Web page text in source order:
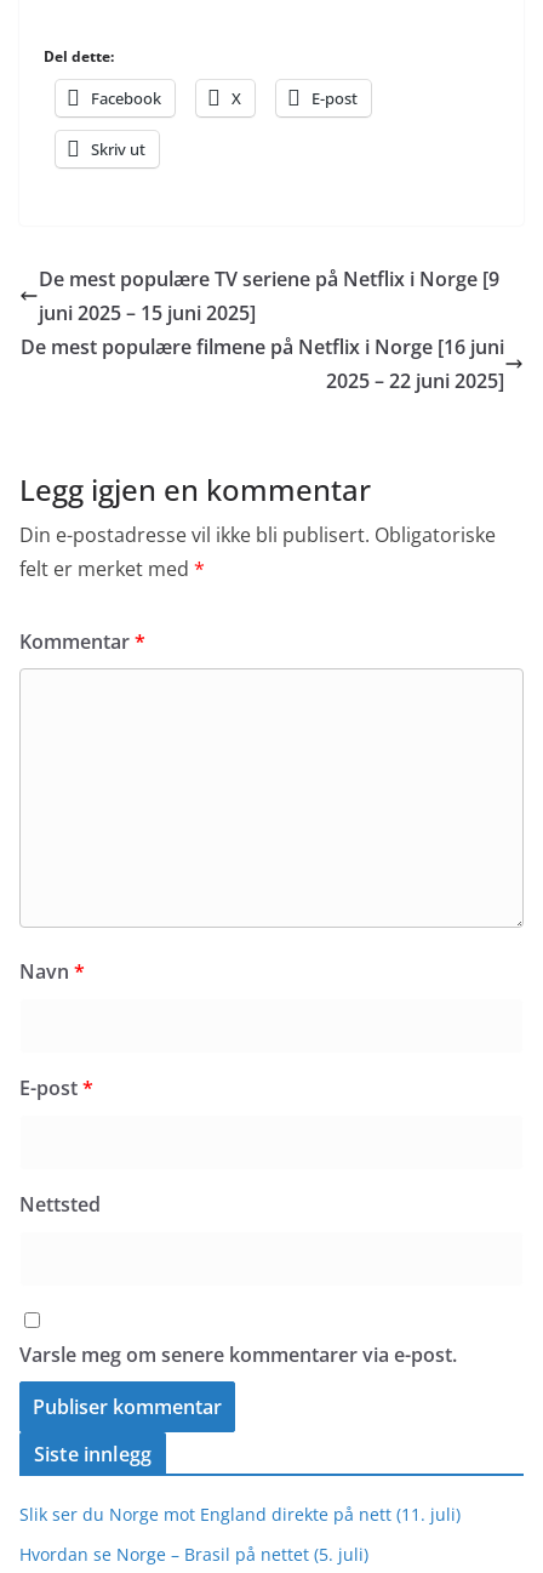
Del dette:
Facebook X E-post
Skriv ut
De mest populære TV seriene på Netflix i Norge [9
juni 2025 – 15 juni 2025]
De mest populære filmene på Netflix i Norge [16 juni
2025 – 22 juni 2025]
Legg igjen en kommentar
Din e-postadresse vil ikke bli publisert. Obligatoriske
felt er merket med *
Kommentar*
Navn *
E-post*
Nettsted
Varsle meg om senere kommentarer via e-post.
Siste innlegg
Slik ser du Norge mot England direkte på nett (11. juli)
Hvordan se Norge – Brasil på nettet (5. juli)